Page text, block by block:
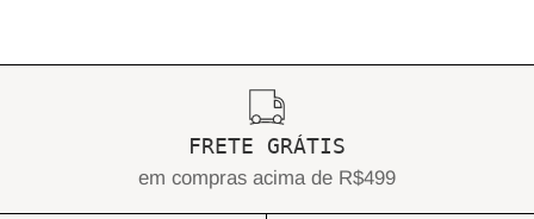
FRETE GRÁTIS
em compras acima de R$499